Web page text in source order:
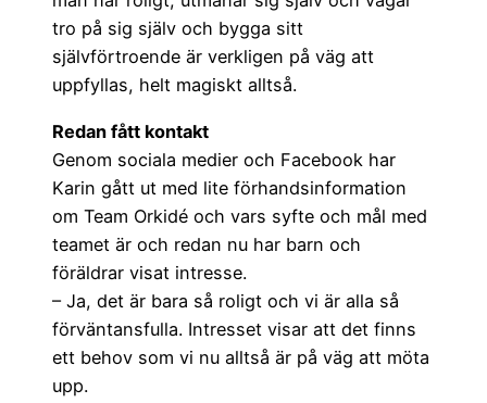
tro på sig själv och bygga sitt
självförtroende är verkligen på väg att
uppfyllas, helt magiskt alltså.
Redan fått kontakt
Genom sociala medier och Facebook har
Karin gått ut med lite förhandsinformation
om Team Orkidé och vars syfte och mål med
teamet är och redan nu har barn och
föräldrar visat intresse.
– Ja, det är bara så roligt och vi är alla så
förväntansfulla. Intresset visar att det finns
ett behov som vi nu alltså är på väg att möta
upp.